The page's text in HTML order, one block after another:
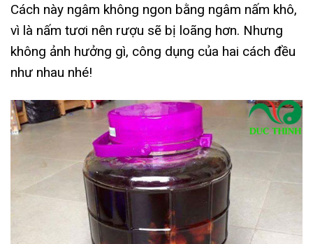
Cách này ngâm không ngon bằng ngâm nấm khô,
vì là nấm tươi nên rượu sẽ bị loãng hơn. Nhưng
không ảnh hưởng gì, công dụng của hai cách đều
như nhau nhé!